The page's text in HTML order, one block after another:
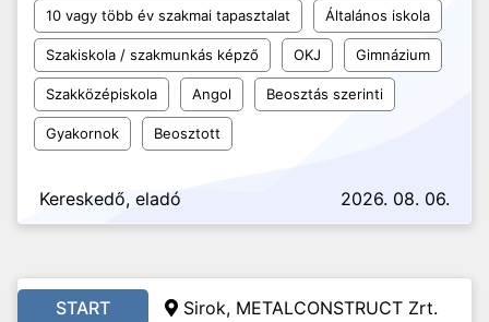
10 vagy több év szakmai tapasztalat Általános iskola
Szakiskola / szakmunkás képző OKJ Gimnázium
Szakközépiskola Angol Beosztás szerinti
Gyakornok Beosztott
Kereskedő, eladó 2026. 08. 06.
START Sirok, METALCONSTRUCT Zrt.